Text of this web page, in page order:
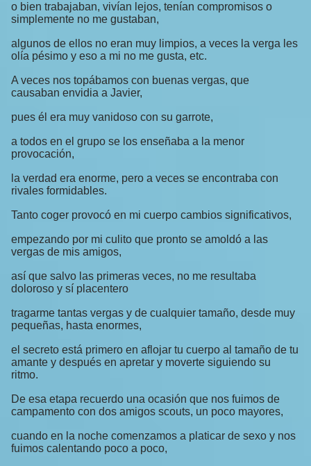
o bien trabajaban, vivían lejos, tenían compromisos o
simplemente no me gustaban,
algunos de ellos no eran muy limpios, a veces la verga les
olía pésimo y eso a mi no me gusta, etc.
A veces nos topábamos con buenas vergas, que
causaban envidia a Javier,
pues él era muy vanidoso con su garrote,
a todos en el grupo se los enseñaba a la menor
provocación,
la verdad era enorme, pero a veces se encontraba con
rivales formidables.
Tanto coger provocó en mi cuerpo cambios significativos,
empezando por mi culito que pronto se amoldó a las
vergas de mis amigos,
así que salvo las primeras veces, no me resultaba
doloroso y sí placentero
tragarme tantas vergas y de cualquier tamaño, desde muy
pequeñas, hasta enormes,
el secreto está primero en aflojar tu cuerpo al tamaño de tu
amante y después en apretar y moverte siguiendo su
ritmo.
De esa etapa recuerdo una ocasión que nos fuimos de
campamento con dos amigos scouts, un poco mayores,
cuando en la noche comenzamos a platicar de sexo y nos
fuimos calentando poco a poco,